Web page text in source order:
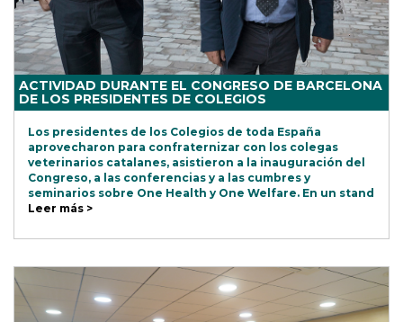
ACTIVIDAD DURANTE EL CONGRESO DE BARCELONA
DE LOS PRESIDENTES DE COLEGIOS
Los presidentes de los Colegios de toda España
aprovecharon para confraternizar con los colegas
veterinarios catalanes, asistieron a la inauguración del
Congreso, a las conferencias y a las cumbres y
seminarios sobre One Health y One Welfare. En un stand
Leer más >